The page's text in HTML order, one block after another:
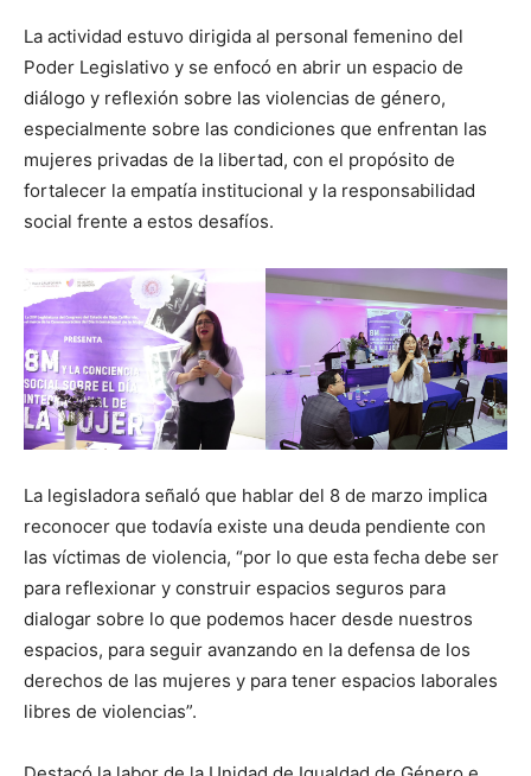
La actividad estuvo dirigida al personal femenino del
Poder Legislativo y se enfocó en abrir un espacio de
diálogo y reflexión sobre las violencias de género,
especialmente sobre las condiciones que enfrentan las
mujeres privadas de la libertad, con el propósito de
fortalecer la empatía institucional y la responsabilidad
social frente a estos desafíos.
La legisladora señaló que hablar del 8 de marzo implica
reconocer que todavía existe una deuda pendiente con
las víctimas de violencia, “por lo que esta fecha debe ser
para reflexionar y construir espacios seguros para
dialogar sobre lo que podemos hacer desde nuestros
espacios, para seguir avanzando en la defensa de los
derechos de las mujeres y para tener espacios laborales
libres de violencias”.